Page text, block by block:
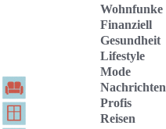
Wohnfunke
Finanziell
Gesundheit
Lifestyle
Mode
Nachrichten
Profis
Reisen